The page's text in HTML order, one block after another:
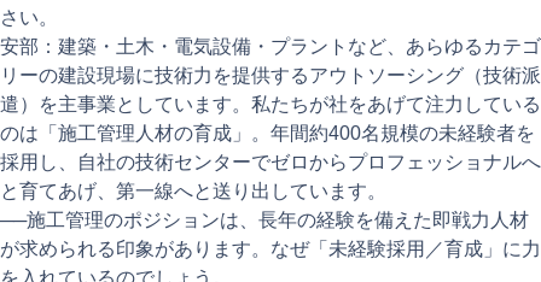
さい。
安部：建築・土木・電気設備・プラントなど、あらゆるカテゴ
リーの建設現場に技術力を提供するアウトソーシング（技術派
遣）を主事業としています。私たちが社をあげて注力している
のは「施工管理人材の育成」。年間約400名規模の未経験者を
採用し、自社の技術センターでゼロからプロフェッショナルへ
と育てあげ、第一線へと送り出しています。
──施工管理のポジションは、長年の経験を備えた即戦力人材
が求められる印象があります。なぜ「未経験採用／育成」に力
を入れているのでしょう。